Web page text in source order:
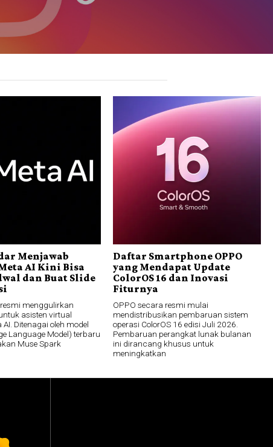
Menjawab
AI Kini Bisa
dan Buat Slide
menggulirkan
asisten virtual
AI. Ditenagai oleh model
Language Model) terbaru
Muse Spark
Daftar Smartphone OPPO
yang Mendapat Update
ColorOS 16 dan Inovasi
Fiturnya
OPPO secara resmi mulai
mendistribusikan pembaruan sistem
operasi ColorOS 16 edisi Juli 2026.
Pembaruan perangkat lunak bulanan
ini dirancang khusus untuk
meningkatkan